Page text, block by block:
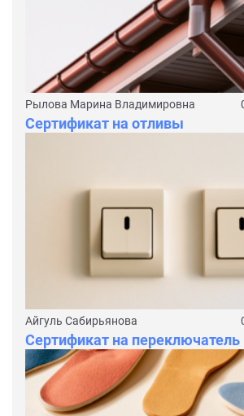
Рылова Марина Владимировна
Сертификат на отливы
Айгуль Сабирьянова
Сертификат на переключатель